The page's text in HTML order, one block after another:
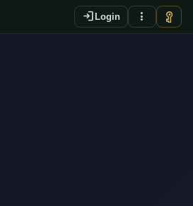
login Login more_vert vpn_key